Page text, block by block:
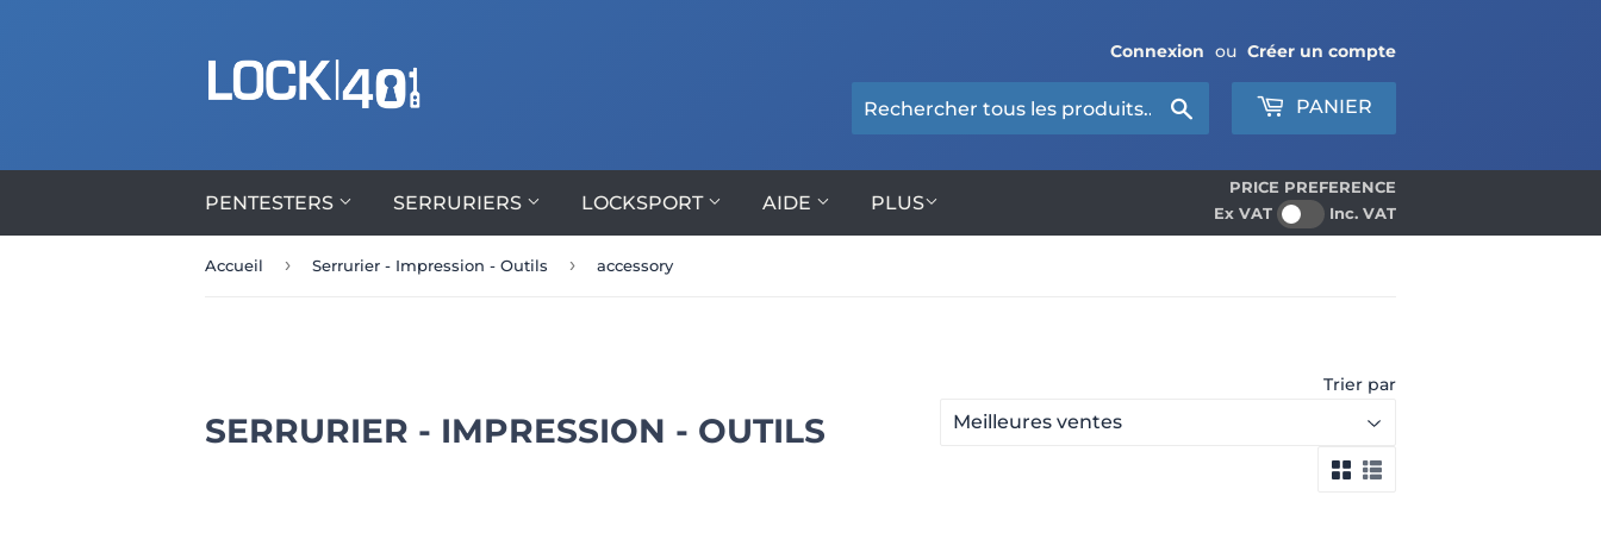
Connexion ou Créer un compte
Chercher PANIER
PENTESTERS SERRURIERS LOCKSPORT AIDE PLUS
PRICE PREFERENCE
Ex VAT
Inc. VAT
Accueil › Serrurier - Impression - Outils › accessory
SERRURIER - IMPRESSION - OUTILS
Trier par